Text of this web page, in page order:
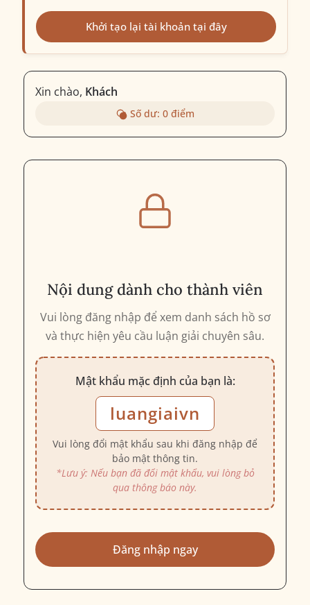
Khởi tạo lại tài khoản tại đây
Xin chào, Khách
Số dư: 0điểm
Nội dung dành cho thành viên
Vui lòng đăng nhập để xem danh sách hồ sơ
và thực hiện yêu cầu luận giải chuyên sâu.
Mật khẩu mặc định của bạn là:
luangiaivn
Vui lòng đổi mật khẩu sau khi đăng nhập để
bảo mật thông tin.
*Lưu ý: Nếu bạn đã đổi mật khẩu, vui lòng bỏ
qua thông báo này.
Đăng nhập ngay